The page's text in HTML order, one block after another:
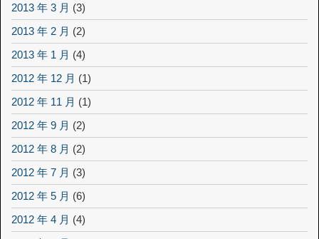
2013 年 3 月 (3)
2013 年 2 月 (2)
2013 年 1 月 (4)
2012 年 12 月 (1)
2012 年 11 月 (1)
2012 年 9 月 (2)
2012 年 8 月 (2)
2012 年 7 月 (3)
2012 年 5 月 (6)
2012 年 4 月 (4)